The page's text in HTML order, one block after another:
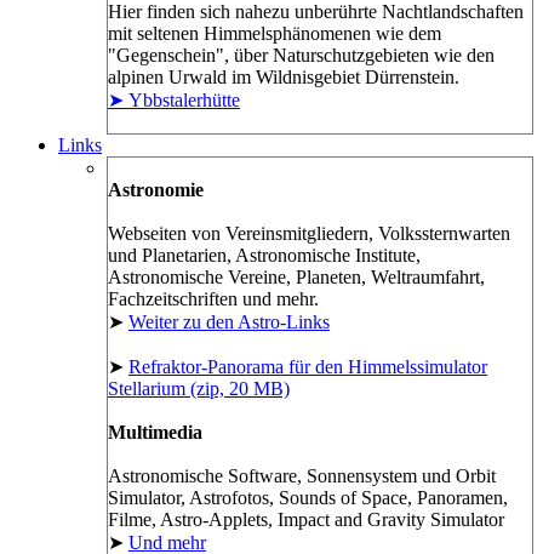
Hier finden sich nahezu unberührte Nachtlandschaften
mit seltenen Himmelsphänomenen wie dem
"Gegenschein", über Naturschutzgebieten wie den
alpinen Urwald im Wildnisgebiet Dürrenstein.
➤ Ybbstalerhütte
Links
Astronomie
Webseiten von Vereinsmitgliedern, Volkssternwarten
und Planetarien, Astronomische Institute,
Astronomische Vereine, Planeten, Weltraumfahrt,
Fachzeitschriften und mehr.
➤ Weiter zu den Astro-Links
➤ Refraktor-Panorama für den Himmelssimulator
Stellarium (zip, 20 MB)
Multimedia
Astronomische Software, Sonnensystem und Orbit
Simulator, Astrofotos, Sounds of Space, Panoramen,
Filme, Astro-Applets, Impact and Gravity Simulator
➤ Und mehr